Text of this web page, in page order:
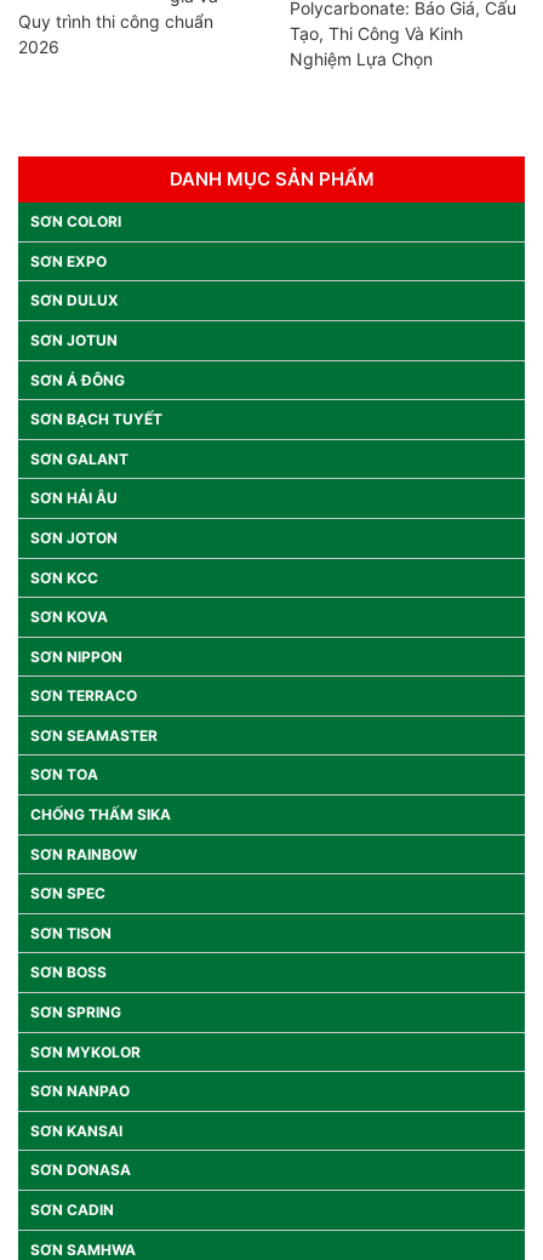
Quy trình thi công chuẩn
2026
Polycarbonate: Báo Giá, Cấu
Tạo, Thi Công Và Kinh
Nghiệm Lựa Chọn
DANH MỤC SẢN PHẨM
SƠN COLORI
SƠN EXPO
SƠN DULUX
SƠN JOTUN
SƠN Á ĐÔNG
SƠN BẠCH TUYẾT
SƠN GALANT
SƠN HẢI ÂU
SƠN JOTON
SƠN KCC
SƠN KOVA
SƠN NIPPON
SƠN TERRACO
SƠN SEAMASTER
SƠN TOA
CHỐNG THẤM SIKA
SƠN RAINBOW
SƠN SPEC
SƠN TISON
SƠN BOSS
SƠN SPRING
SƠN MYKOLOR
SƠN NANPAO
SƠN KANSAI
SƠN DONASA
SƠN CADIN
SƠN SAMHWA